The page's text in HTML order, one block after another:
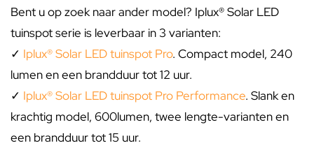
Bent u op zoek naar ander model? Iplux® Solar LED
tuinspot serie is leverbaar in 3 varianten:
✓ Iplux® Solar LED tuinspot Pro. Compact model, 240
lumen en een brandduur tot 12 uur.
✓ Iplux® Solar LED tuinspot Pro Performance. Slank en
krachtig model, 600lumen, twee lengte-varianten en
een brandduur tot 15 uur.